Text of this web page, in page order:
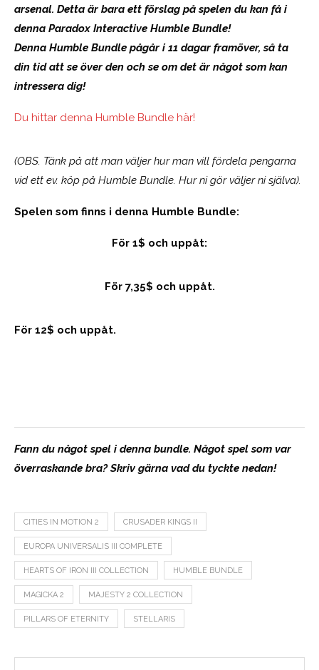
arsenal. Detta är bara ett förslag på spelen du kan få i
denna Paradox Interactive Humble Bundle!
Denna Humble Bundle pågår i 11 dagar framöver, så ta
din tid att se över den och se om det är något som kan
intressera dig!
Du hittar denna Humble Bundle här!
(OBS. Tänk på att man väljer hur man vill fördela pengarna
vid ett ev. köp på Humble Bundle. Hur ni gör väljer ni själva).
Spelen som finns i denna Humble Bundle:
För 1$ och uppåt:
För 7,35$ och uppåt.
För 12$ och uppåt.
Fann du något spel i denna bundle. Något spel som var
överraskande bra? Skriv gärna vad du tyckte nedan!
CITIES IN MOTION 2 CRUSADER KINGS II
EUROPA UNIVERSALIS III COMPLETE
HEARTS OF IRON III COLLECTION HUMBLE BUNDLE
MAGICKA 2 MAJESTY 2 COLLECTION
PILLARS OF ETERNITY STELLARIS